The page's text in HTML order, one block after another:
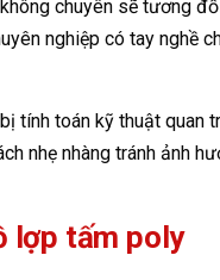
chuyên sẽ tương
nghiệp có tay nghề
tính toán kỹ thuật quan
nhẹ nhàng tránh ảnh
lợp tấm poly